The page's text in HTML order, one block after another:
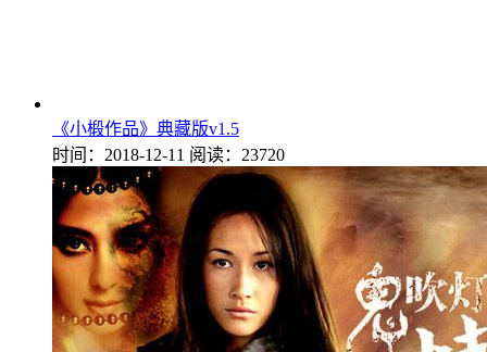
《小椴作品》典藏版v1.5
时间：2018-12-11 阅读：23720